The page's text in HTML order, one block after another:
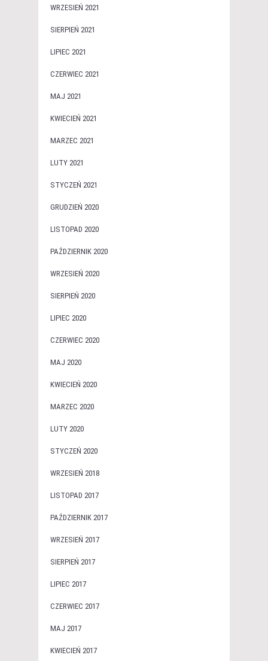
WRZESIEŃ 2021
SIERPIEŃ 2021
LIPIEC 2021
CZERWIEC 2021
MAJ 2021
KWIECIEŃ 2021
MARZEC 2021
LUTY 2021
STYCZEŃ 2021
GRUDZIEŃ 2020
LISTOPAD 2020
PAŹDZIERNIK 2020
WRZESIEŃ 2020
SIERPIEŃ 2020
LIPIEC 2020
CZERWIEC 2020
MAJ 2020
KWIECIEŃ 2020
MARZEC 2020
LUTY 2020
STYCZEŃ 2020
WRZESIEŃ 2018
LISTOPAD 2017
PAŹDZIERNIK 2017
WRZESIEŃ 2017
SIERPIEŃ 2017
LIPIEC 2017
CZERWIEC 2017
MAJ 2017
KWIECIEŃ 2017